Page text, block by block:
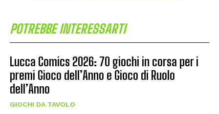
POTREBBE INTERESSARTI
Lucca Comics 2026: 70 giochi in corsa per i
premi Gioco dell’Anno e Gioco di Ruolo
dell’Anno
GIOCHI DA TAVOLO